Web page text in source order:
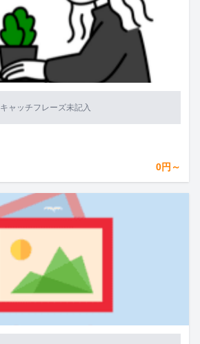
キャッチフレーズ未記入
0円～